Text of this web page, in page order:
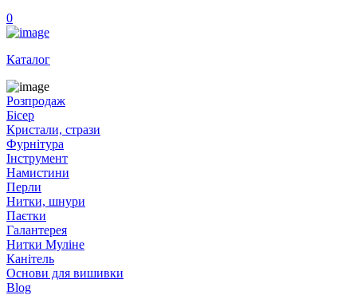
0
Каталог
Розпродаж
Бісер
Кристали, стрази
Фурнітура
Інструмент
Намистини
Перли
Нитки, шнури
Паєтки
Галантерея
Нитки Муліне
Канітель
Основи для вишивки
Blog